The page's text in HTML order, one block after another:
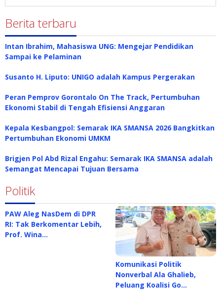
Berita terbaru
Intan Ibrahim, Mahasiswa UNG: Mengejar Pendidikan
Sampai ke Pelaminan
Susanto H. Liputo: UNIGO adalah Kampus Pergerakan
Peran Pemprov Gorontalo On The Track, Pertumbuhan
Ekonomi Stabil di Tengah Efisiensi Anggaran
Kepala Kesbangpol: Semarak IKA SMANSA 2026 Bangkitkan
Pertumbuhan Ekonomi UMKM
Brigjen Pol Abd Rizal Engahu: Semarak IKA SMANSA adalah
Semangat Mencapai Tujuan Bersama
Politik
PAW Aleg NasDem di DPR
RI: Tak Berkomentar Lebih,
Prof. Wina…
Komunikasi Politik
Nonverbal Ala Ghalieb,
Peluang Koalisi Go…